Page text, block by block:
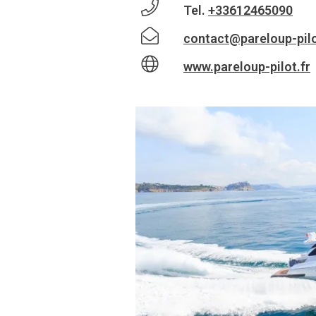
Tel. +33612465090
contact@pareloup-
www.pareloup-pilot.fr